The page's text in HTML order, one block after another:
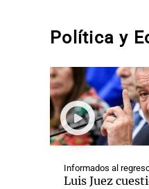
Política y
Informados al
Luis Juez